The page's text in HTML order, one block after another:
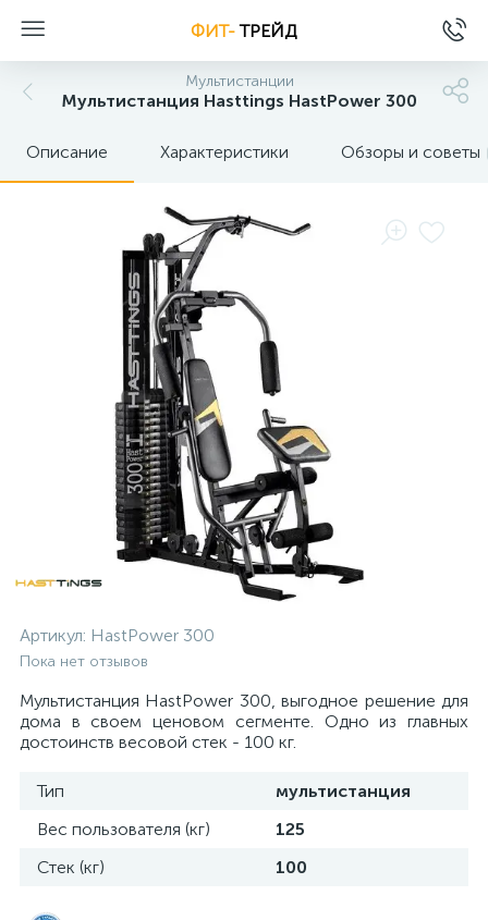
ФИТ-ТРЕЙД
Мультистанции
Мультистанция Hasttings HastPower 300
Описание Характеристики Обзоры и советы
Артикул: HastPower 300
Пока нет отзывов
Мультистанция HastPower 300, выгодное решение для
дома в своем ценовом сегменте. Одно из главных
достоинств весовой стек - 100 кг.
Тип
мультистанция
Вес пользователя (кг)
125
Стек (кг)
100